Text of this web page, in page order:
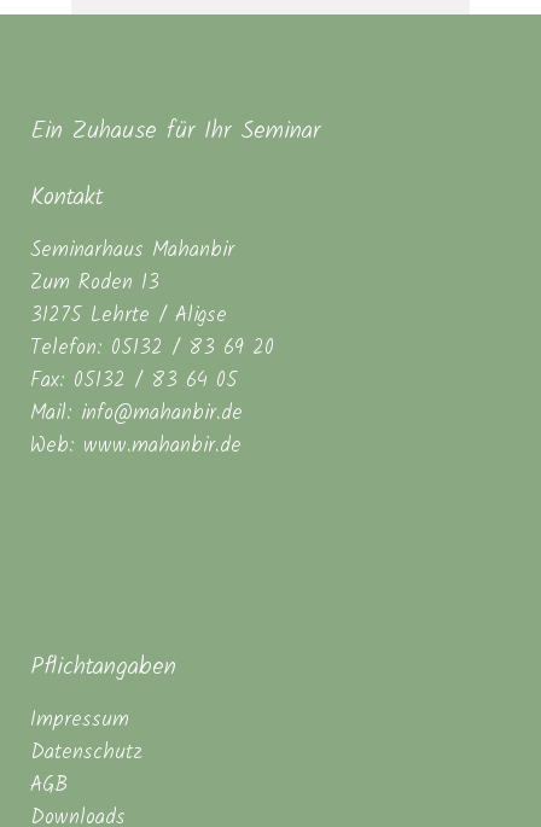
Ein Zuhause für Ihr Seminar
Kontakt
Seminarhaus Mahanbir
Zum Roden 13
31275 Lehrte / Aligse
Telefon: 05132 / 83 69 20
Fax: 05132 / 83 64 05
Mail: info@mahanbir.de
Web: www.mahanbir.de
Pflichtangaben
Impressum
Datenschutz
AGB
Downloads